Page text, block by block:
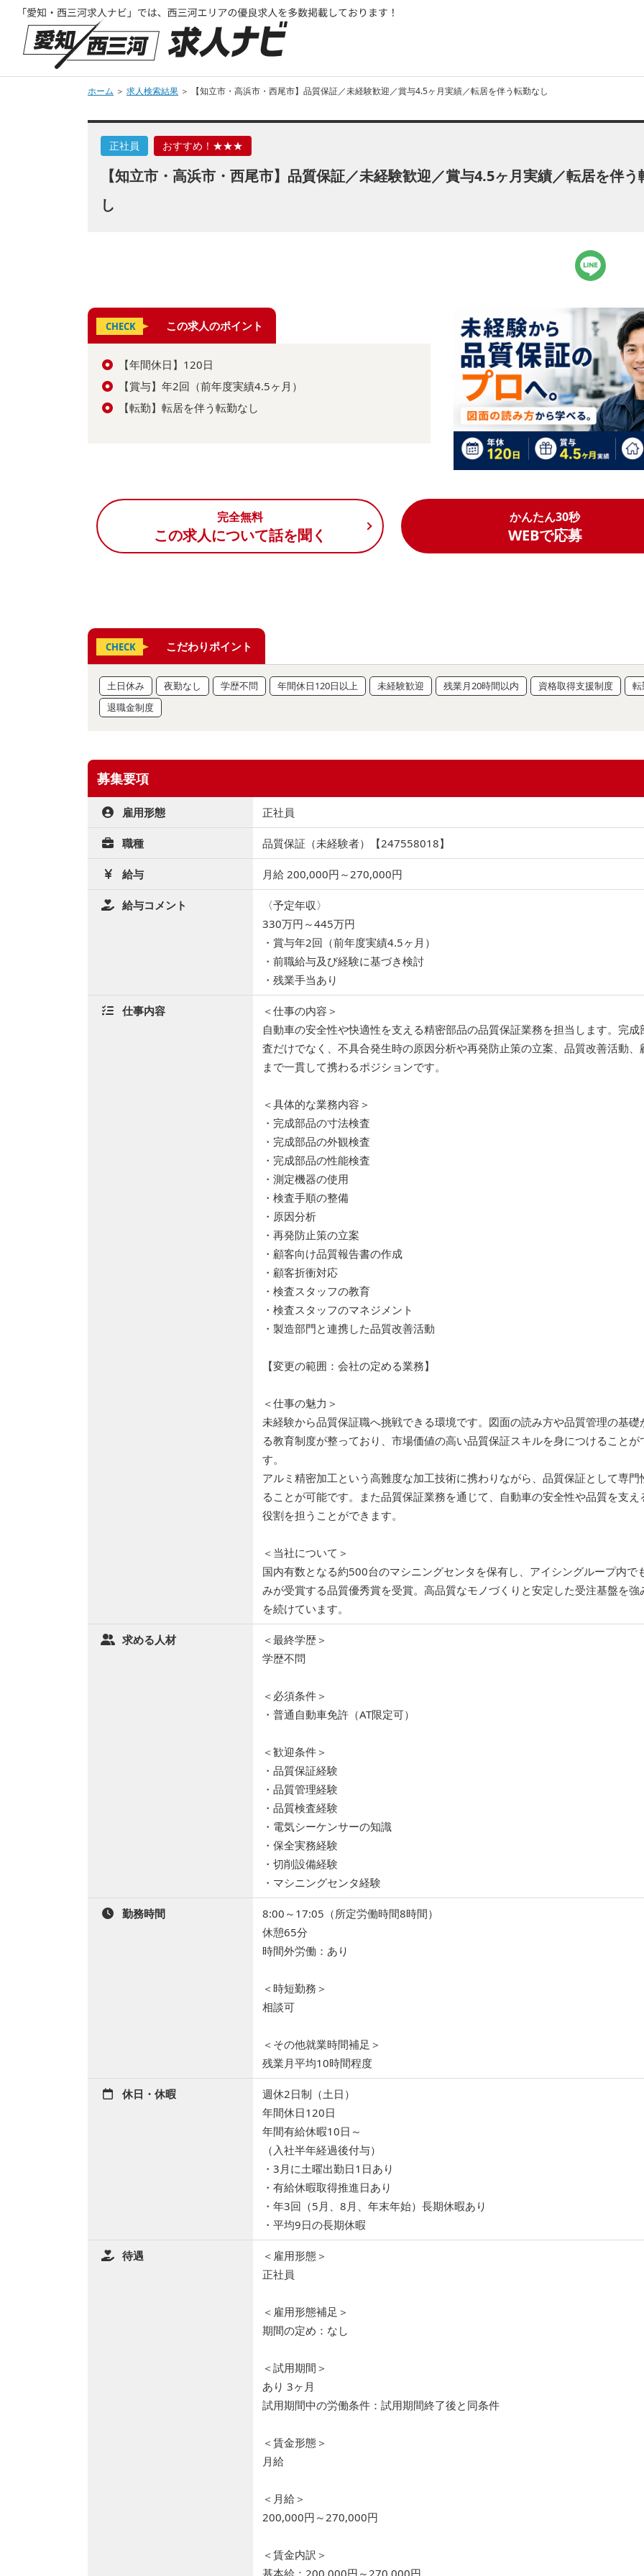
ホーム ＞ 求人検索結果 ＞ 【知立市・高浜市・西尾市】品質保証／未経験歓迎／賞与4.5ヶ月実績／転居を伴う転勤なし
正社員 おすすめ！★★★
【知立市・高浜市・西尾市】品質保証／未経験歓迎／賞与4.5ヶ月実績／転居を伴う
し
CHECK この求人のポイント
【年間休日】120日
【賞与】年2回（前年度実績4.5ヶ月）
【転勤】転居を伴う転勤なし
完全無料
この求人について話を聞く
かんたん30秒
WEBで応募
CHECK こだわりポイント
土日休み 夜勤なし 学歴不問 年間休日120日以上 未経験歓迎 残業月20時間以内 資格取得支援制度
転
退職金制度
募集要項
雇用形態 正社員
職種 品質保証（未経験者）【247558018】
給与 月給 200,000円～270,000円
給与コメント
〈予定年収〉
330万円～445万円
・賞与年2回（前年度実績4.5ヶ月）
・前職給与及び経験に基づき検討
・残業手当あり
仕事内容
＜仕事の内容＞
自動車の安全性や快適性を支える精密部品の品質保証業務を担当します。完成
査だけでなく、不具合発生時の原因分析や再発防止策の立案、品質改善活動、
まで一貫して携わるポジションです。
＜具体的な業務内容＞
・完成部品の寸法検査
・完成部品の外観検査
・完成部品の性能検査
・測定機器の使用
・検査手順の整備
・原因分析
・再発防止策の立案
・顧客向け品質報告書の作成
・顧客折衝対応
・検査スタッフの教育
・検査スタッフのマネジメント
・製造部門と連携した品質改善活動
【変更の範囲：会社の定める業務】
＜仕事の魅力＞
未経験から品質保証職へ挑戦できる環境です。図面の読み方や品質管理の基礎
る教育制度が整っており、市場価値の高い品質保証スキルを身につけることが
す。
アルミ精密加工という高難度な加工技術に携わりながら、品質保証として専門
ることが可能です。また品質保証業務を通じて、自動車の安全性や品質を支え
役割を担うことができます。
＜当社について＞
国内有数となる約500台のマシニングセンタを保有し、アイシングループ内で
みが受賞する品質優秀賞を受賞。高品質なモノづくりと安定した受注基盤を強
を続けています。
求める人材
＜最終学歴＞
学歴不問
＜必須条件＞
・普通自動車免許（AT限定可）
＜歓迎条件＞
・品質保証経験
・品質管理経験
・品質検査経験
・電気シーケンサーの知識
・保全実務経験
・切削設備経験
・マシニングセンタ経験
勤務時間
8:00～17:05（所定労働時間8時間）
休憩65分
時間外労働：あり
＜時短勤務＞
相談可
＜その他就業時間補足＞
残業月平均10時間程度
休日・休暇
週休2日制（土日）
年間休日120日
年間有給休暇10日～
（入社半年経過後付与）
・3月に土曜出勤日1日あり
・有給休暇取得推進日あり
・年3回（5月、8月、年末年始）長期休暇あり
・平均9日の長期休暇
待遇
＜雇用形態＞
正社員
＜雇用形態補足＞
期間の定め：なし
＜試用期間＞
あり 3ヶ月
試用期間中の労働条件：試用期間終了後と同条件
＜賃金形態＞
月給
＜月給＞
200,000円～270,000円
＜賃金内訳＞